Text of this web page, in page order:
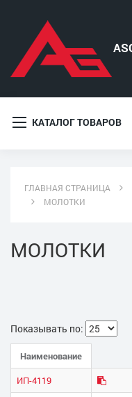
КАТАЛОГ ТОВАРОВ
ГЛАВНАЯ СТРАНИЦА
МОЛОТКИ
МОЛОТКИ
Показывать по:
Наименование
ИП-4119